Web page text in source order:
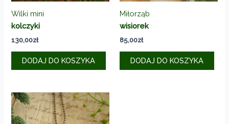
Wilki mini
kolczyki
130,00zł
DODAJ DO KOSZYKA
Miłorząb
wisiorek
85,00zł
DODAJ DO KOSZYKA